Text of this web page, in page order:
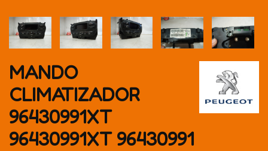
MANDO
CLIMATIZADOR
96430991XT
96430991XT 96430991